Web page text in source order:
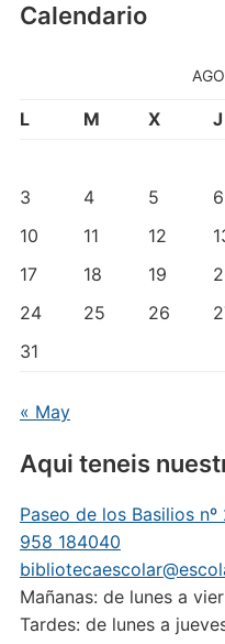
Calendario
L M X J
3
4 5 6
10
11 12
17
18 19
24
25 26
31
« May
Aqui teneis
Paseo de los Basilios nº
958 184040
Mañanas: de lunes a
Tardes: de lunes a